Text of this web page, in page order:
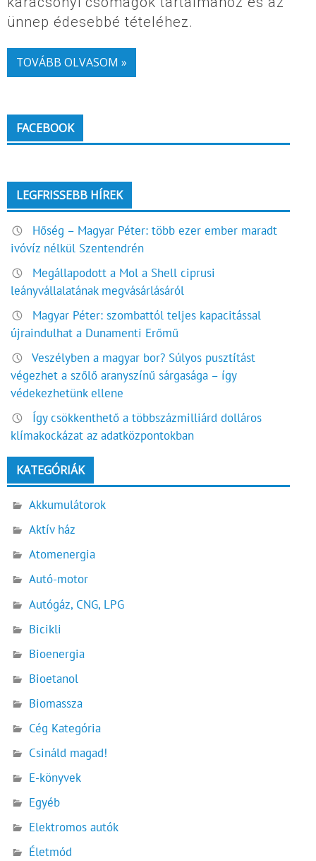
ünnep édesebbé tételéhez.
TOVÁBB OLVASOM »
FACEBOOK
LEGFRISSEBB HÍREK
Hőség – Magyar Péter: több ezer ember maradt
ivóvíz nélkül Szentendrén
Megállapodott a Mol a Shell ciprusi
leányvállalatának megvásárlásáról
Magyar Péter: szombattól teljes kapacitással
újraindulhat a Dunamenti Erőmű
Veszélyben a magyar bor? Súlyos pusztítást
végezhet a szőlő aranyszínű sárgasága – így
védekezhetünk ellene
Így csökkenthető a többszázmilliárd dolláros
klímakockázat az adatközpontokban
KATEGÓRIÁK
Akkumulátorok
Aktív ház
Atomenergia
Autó-motor
Autógáz, CNG, LPG
Bicikli
Bioenergia
Bioetanol
Biomassza
Cég Kategória
Csináld magad!
E-könyvek
Egyéb
Elektromos autók
Életmód